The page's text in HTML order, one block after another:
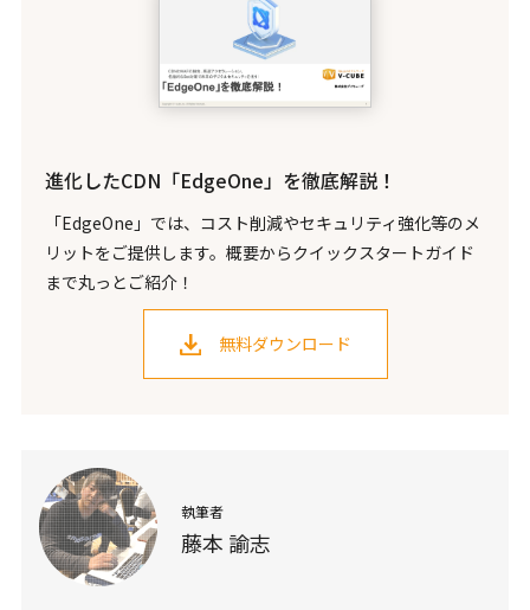
進化したCDN「EdgeOne」を徹底解説！
「EdgeOne」では、コスト削減やセキュリティ強化等のメ
リットをご提供します。概要からクイックスタートガイド
まで丸っとご紹介！
無料ダウンロード
執筆者
藤本 諭志